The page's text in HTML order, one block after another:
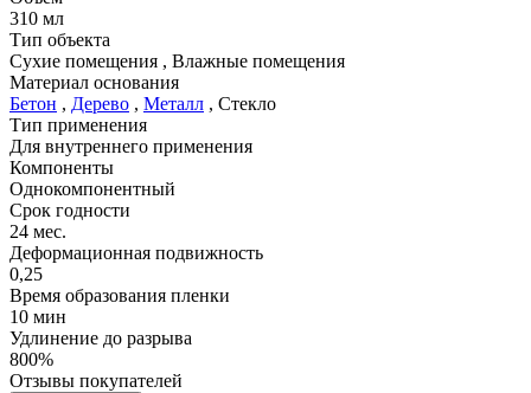
310 мл
Тип объекта
Сухие помещения , Влажные помещения
Материал основания
Бетон , Дерево , Металл , Стекло
Тип применения
Для внутреннего применения
Компоненты
Однокомпонентный
Срок годности
24 мес.
Деформационная подвижность
0,25
Время образования пленки
10 мин
Удлинение до разрыва
800%
Отзывы покупателей